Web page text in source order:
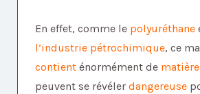
En effet, comme le polyuréthane
l’industrie pétrochimique, ce
contient énormément de
peuvent se révéler dangereuse